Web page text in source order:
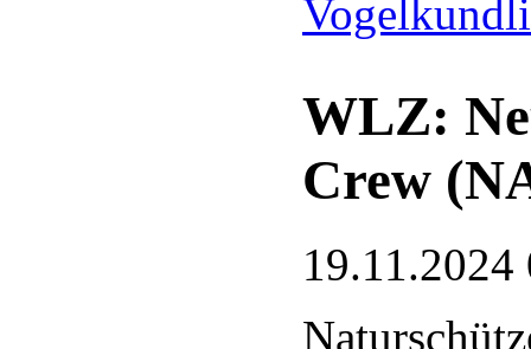
WLZ:
Crew
19.11.2024